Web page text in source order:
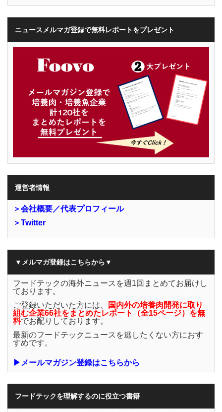
ニュースメルマガ登録で無料レポートをプレゼント
運営者情報
＞会社概要／代表プロフィール
＞Twitter
▼メルマガ登録はこちらから▼
フードテックの海外ニュースを週1回まとめてお届けし
ております。
ご登録いただいた方には、
国内外の培養肉開発に取り
組む企業66社をまとめたレポート（全15ページ）を無
料でお配りしております。
最新のフードテックニュースを逃したくない方におす
すめです。
▶メールマガジン登録はこちらから
フードテックを理解するのに役立つ書籍